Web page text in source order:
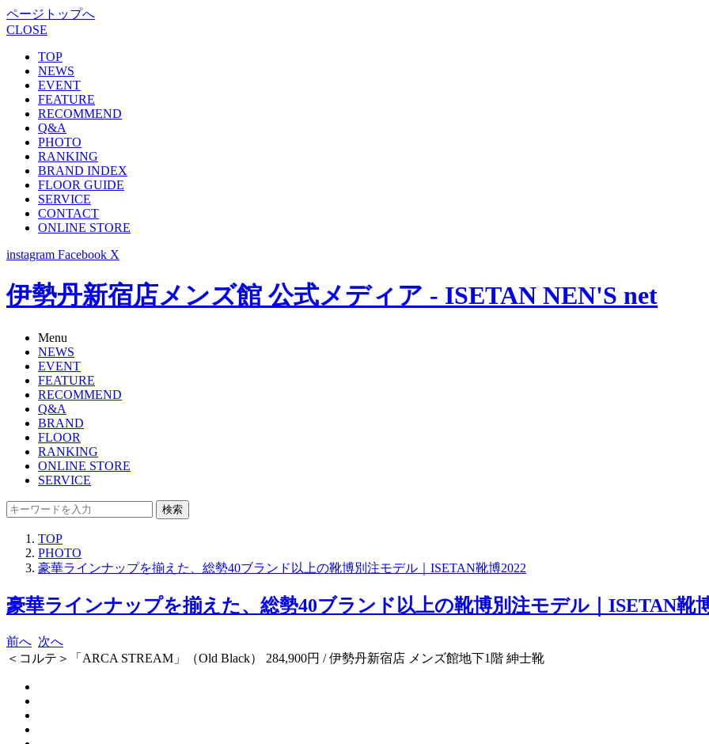
ページトップへ
CLOSE
TOP
NEWS
EVENT
FEATURE
RECOMMEND
Q&A
PHOTO
RANKING
BRAND INDEX
FLOOR GUIDE
SERVICE
CONTACT
ONLINE STORE
instagram Facebook X
伊勢丹新宿店メンズ館 公式メディア - ISETAN NEN'S net
Menu
NEWS
EVENT
FEATURE
RECOMMEND
Q&A
BRAND
FLOOR
RANKING
ONLINE STORE
SERVICE
検索
TOP
PHOTO
豪華ラインナップを揃えた、総勢40ブランド以上の靴博別注モデル｜ISETAN靴博2022
豪華ラインナップを揃えた、総勢40ブランド以上の靴博別注モデル｜ISETAN靴
前へ 次へ
＜コルテ＞「ARCA STREAM」（Old Black） 284,900円 / 伊勢丹新宿店 メンズ館地下1階 紳士靴